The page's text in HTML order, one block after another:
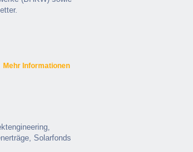
Mehr Informationen
Solarfonds